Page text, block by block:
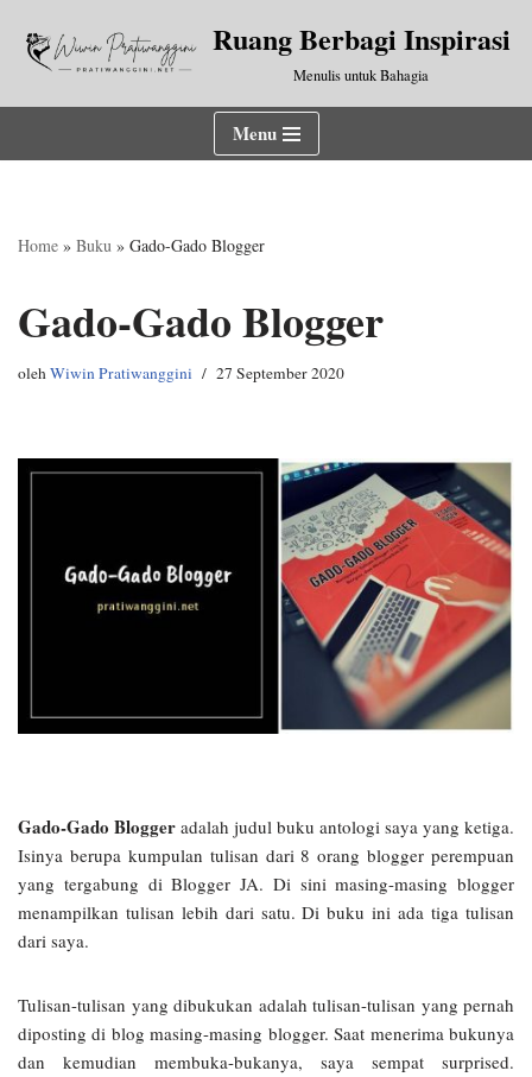
Lompat
Ruang Berbagi Inspirasi
Menulis untuk Bahagia
Menu
Home » Buku » Gado-Gado Blogger
Gado-Gado Blogger
olehWiwin Pratiwanggini 27 September 2020
Gado-Gado Blogger adalah judul buku antologi saya yang ketiga.
Isinya berupa kumpulan tulisan dari 8 orang blogger perempuan
yang tergabung di Blogger JA. Di sini masing-masing blogger
menampilkan tulisan lebih dari satu. Di buku ini ada tiga tulisan
dari saya.
Tulisan-tulisan yang dibukukan adalah tulisan-tulisan yang pernah
diposting di blog masing-masing blogger. Saat menerima bukunya
dan kemudian membuka-bukanya, saya sempat surprised.